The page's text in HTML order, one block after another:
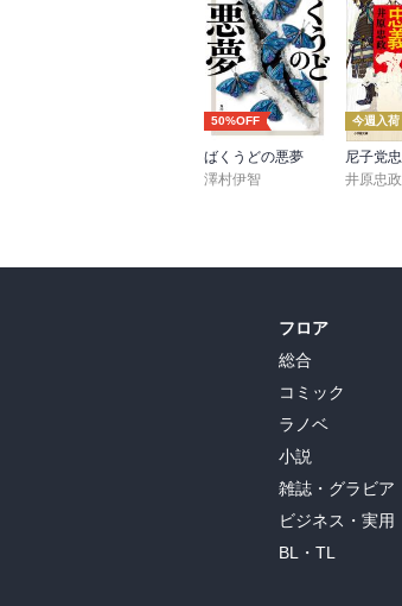
50%OFF
ばくうどの悪夢
澤村伊智
今週入荷
井原忠政
フロア
総合
コミック
ラノベ
小説
雑誌・グラビア
ビジネス・実用
BL・TL